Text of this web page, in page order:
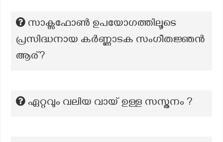
സാക്സഫോൺ ഉപയോഗത്തിലൂടെ
പ്രസിദ്ധനായ കർണ്ണാടക സംഗീതജ്ഞൻ
ആര്?
ഏറ്റവും വലിയ വായ് ഉള്ള സസ്തനം ?